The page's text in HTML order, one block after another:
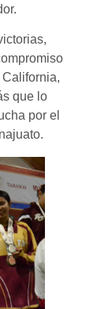
que lo
por el